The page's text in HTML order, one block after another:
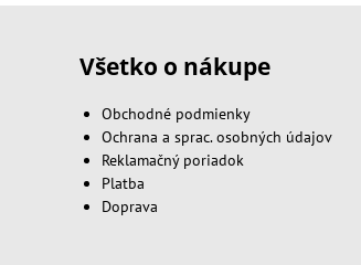
Všetko o nákupe
Obchodné podmienky
Ochrana a sprac. osobných údajov
Reklamačný poriadok
Platba
Doprava